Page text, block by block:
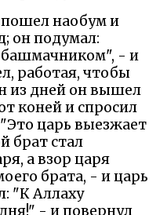
наобум и
он подумал:
- и
работая, чтобы
из дней он вышел
коней и спросил
царь выезжает
брат стал
а взор царя
брата, - и царь
"К Аллаху
- и повернул